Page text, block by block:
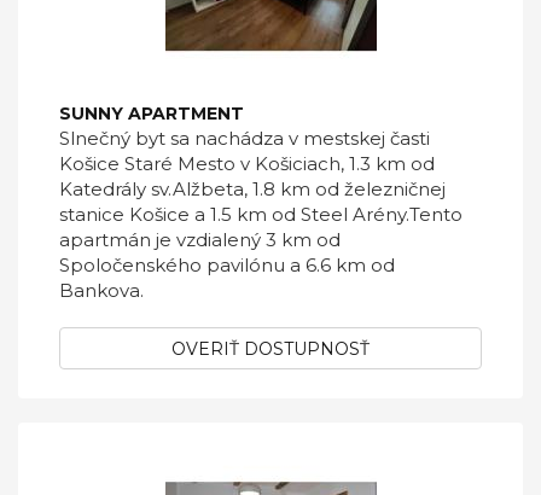
SUNNY APARTMENT
Slnečný byt sa nachádza v mestskej časti
Košice Staré Mesto v Košiciach, 1.3 km od
Katedrály sv.Alžbeta, 1.8 km od železničnej
stanice Košice a 1.5 km od Steel Arény.Tento
apartmán je vzdialený 3 km od
Spoločenského pavilónu a 6.6 km od
Bankova.
OVERIŤ DOSTUPNOSŤ